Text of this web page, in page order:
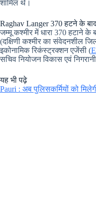
शामिल थे।
Raghav Langer 370 हटने के
जम्मू कश्मीर में धारा 370 हटाने के
(दक्षिणी कश्मीर का संवेदनशील
इकोनामिक रिकंस्ट्रक्शन एजेंसी (
सचिव नियोजन विकास एवं
यह भी पढ़े
Pauri : अब पुलिसकर्मियों को